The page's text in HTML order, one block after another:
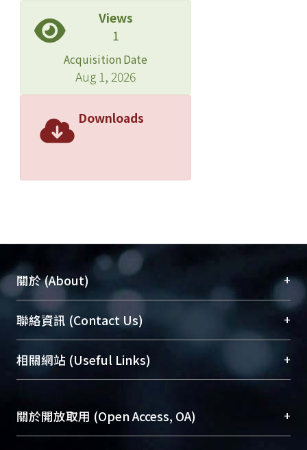
Views
1
Acquisition Date
Aug 1, 2026
Downloads
關於 (About) +
臺大位居世界頂尖大學之列，為永久珍藏及向國際
展現本校豐碩的研究成果及學術能量，圖書館整合
機構典藏（NTUR）與學術庫（AH）不同功能平
台，成為臺大學術典藏NTU scholars。期能整合研
成果。
To permanently archive and promote researcher
聯絡資訊 (Contact Us) +
總館學科館員(Main Library)
醫學圖書館學科館員(Medical Library)
Sciences Library)
相關網站 (Useful Links) +
關於開放取用 (Open Access, OA) +